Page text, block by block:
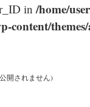
in/home/
content/
開されません)